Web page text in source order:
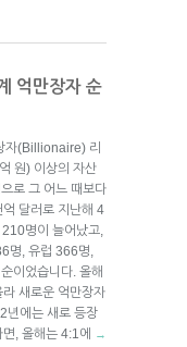
억만장자 순
자(Billionaire) 리
원) 이상의 자산
로 그 어느 때보다
달러로 지난해 4
명이 늘어났고,
명, 유럽 366명,
이었습니다. 올해
새로운 억만장자
에는 새로 등장
, 올해는 4:1에
→